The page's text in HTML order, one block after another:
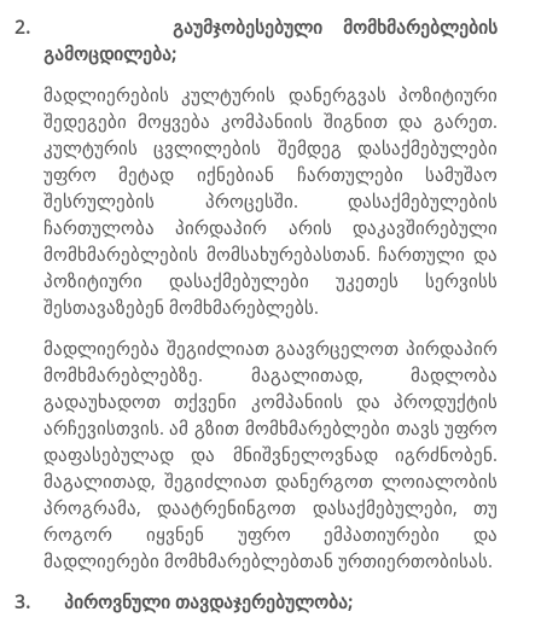
2.
გაუმჯობესებული მომხმარებლების
გამოცდილება;
მადლიერების კულტურის დანერგვას პოზიტიური
შედეგები მოყვება კომპანიის შიგნით და გარეთ.
კულტურის ცვლილების შემდეგ დასაქმებულები
უფრო მეტად იქნებიან ჩართულები სამუშაო
შესრულების პროცესში. დასაქმებულების
ჩართულობა პირდაპირ არის დაკავშირებული
მომხმარებლების მომსახურებასთან. ჩართული და
პოზიტიური დასაქმებულები უკეთეს სერვისს
შესთავაზებენ მომხმარებლებს.
მადლიერება შეგიძლიათ გაავრცელოთ პირდაპირ
მომხმარებლებზე. მაგალითად, მადლობა
გადაუხადოთ თქვენი კომპანიის და პროდუქტის
არჩევისთვის. ამ გზით მომხმარებლები თავს უფრო
დაფასებულად და მნიშვნელოვნად იგრძნობენ.
მაგალითად, შეგიძლიათ დანერგოთ ლოიალობის
პროგრამა, დაატრენინგოთ დასაქმებულები, თუ
როგორ იყვნენ უფრო ემპათიურები და
მადლიერები მომხმარებლებთან ურთიერთობისას.
3.
პიროვნული თავდაჯერებულობა;